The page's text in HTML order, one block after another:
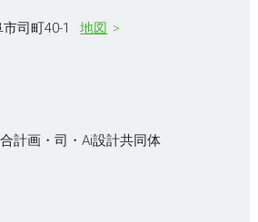
司町40-1 地図
計画・司・Ai設計共同体